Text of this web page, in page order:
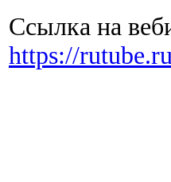
Ссылка на
https://